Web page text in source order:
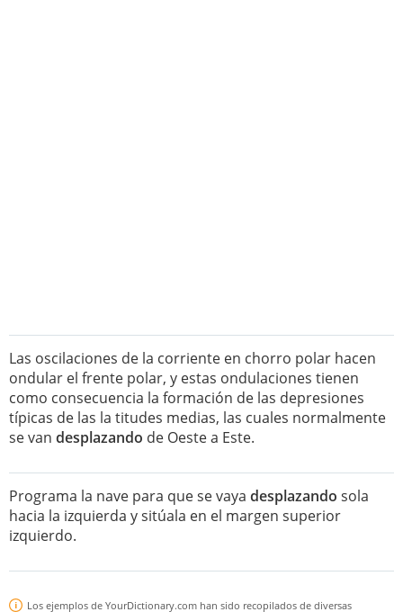
Las oscilaciones de la corriente en chorro polar hacen
ondular el frente polar, y estas ondulaciones tienen
como consecuencia la formación de las depresiones
típicas de las la titudes medias, las cuales normalmente
se van desplazando de Oeste a Este.
Programa la nave para que se vaya desplazando sola
hacia la izquierda y sitúala en el margen superior
izquierdo.
Los ejemplos de YourDictionary.com han sido recopilados de diversas